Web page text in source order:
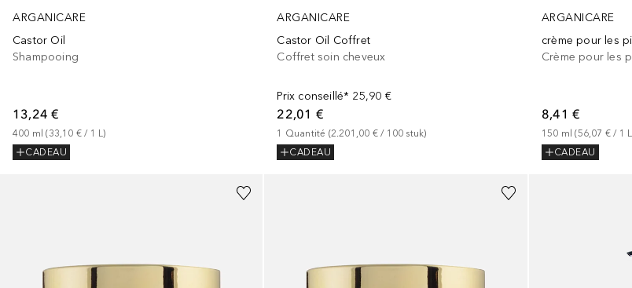
ARGANICARE
Castor Oil
Shampooing
13,24 €
400 ml (33,10 € / 1 L)
CADEAU
ARGANICARE
Castor Oil Coffret
Coffret soin cheveux
Prix conseillé* 25,90 €
22,01 €
1 Quantité (2.201,00 € / 100 stuk)
CADEAU
ARGANICARE
crème pour les
Crème pour les
8,41 €
150 ml (56,07 € / 1 L
CADEAU